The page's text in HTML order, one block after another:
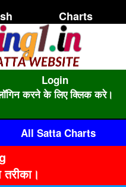
Charts
Login
करने के लिए क्लिक करे।
All Satta Charts